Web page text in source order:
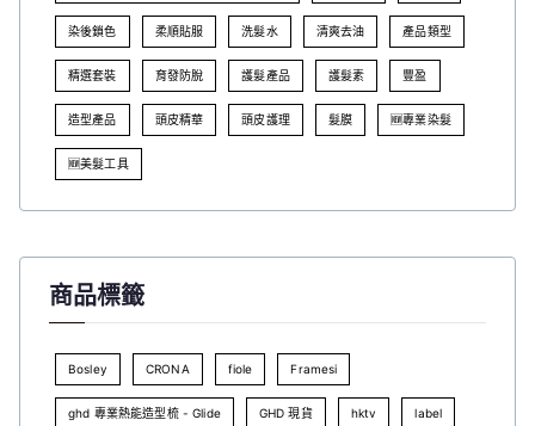
染後鎖色 柔順貼服 洗髮水 清爽去油 產品類型
精選套裝 育發防脫 護髮產品 護髮素 豐盈
造型產品 頭皮精華 頭皮護理 髮膜 🆕專業染髮
🆕美髮工具
商品標籤
Bosley CRONA fiole Framesi
ghd 專業熱能造型梳 - Glide GHD 現貨 hktv label